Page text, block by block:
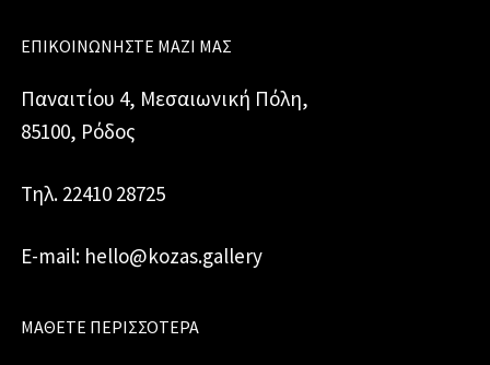
ΕΠΙΚΟΙΝΩΝΉΣΤΕ ΜΑΖΊ ΜΑΣ
Παναιτίου 4, Μεσαιωνική Πόλη,
85100, Ρόδος
Τηλ. 22410 28725
E-mail: hello@kozas.gallery
ΜΆΘΕΤΕ ΠΕΡΙΣΣΌΤΕΡΑ